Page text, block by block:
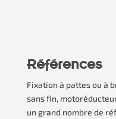
Références
Fixation à pattes ou à
sans fin,
un grand nombre de